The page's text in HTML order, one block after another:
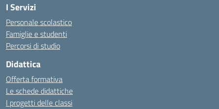
I Servizi
Personale scolastico
Famiglie e studenti
Percorsi di studio
Didattica
Offerta formativa
Le schede didattiche
I progetti delle classi